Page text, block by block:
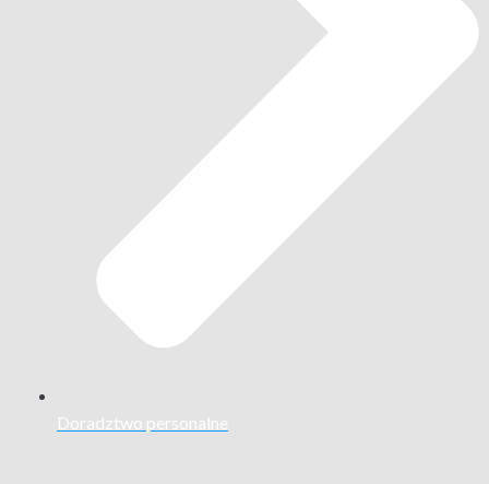
Doradztwo personalne